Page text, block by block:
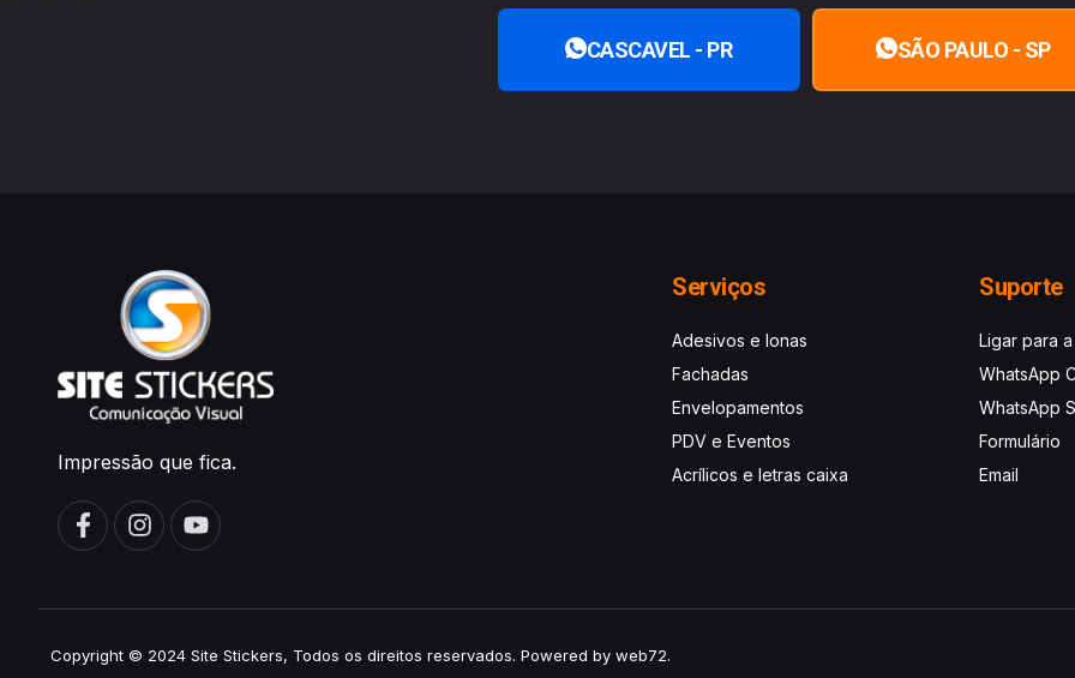
CASCAVEL - PR SÃO PAULO - SP
Impressão que fica.
Serviços
Adesivos e lonas
Fachadas
Envelopamentos
PDV e Eventos
Acrílicos e letras caixa
Suporte
Ligar para
WhatsApp
WhatsApp
Formulário
Email
Copyright © 2024 Site Stickers, Todos os direitos reservados. Powered by web72.